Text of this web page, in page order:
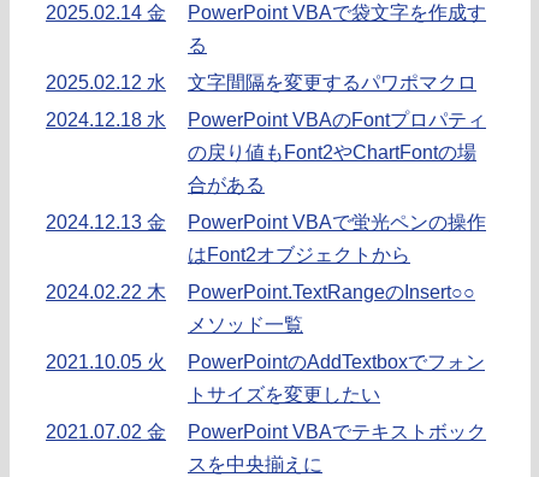
2025.02.14 金
PowerPoint VBAで袋文字を作成す
る
2025.02.12 水
文字間隔を変更するパワポマクロ
2024.12.18 水
PowerPoint VBAのFontプロパティ
の戻り値もFont2やChartFontの場
合がある
2024.12.13 金
PowerPoint VBAで蛍光ペンの操作
はFont2オブジェクトから
2024.02.22 木
PowerPoint.TextRangeのInsert○○
メソッド一覧
2021.10.05 火
PowerPointのAddTextboxでフォン
トサイズを変更したい
2021.07.02 金
PowerPoint VBAでテキストボック
スを中央揃えに